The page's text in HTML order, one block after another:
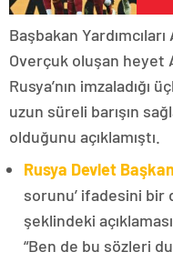
Başbakan
Overçuk oluşan heyet
Rusya’nın imzaladığı
uzun süreli barışın
olduğunu açıklamıştı.
Rusya Devlet
sorunu’ ifadesini bir
şeklindeki
“Ben de bu sözleri